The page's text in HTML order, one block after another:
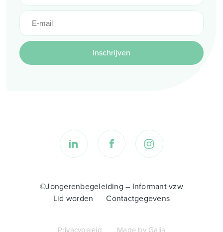
Inschrijven
©Jongerenbegeleiding – Informant vzw
Lid worden
Contactgegevens